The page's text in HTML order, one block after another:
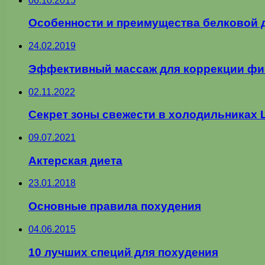
Особенности и преимущества белковой
24.02.2019
Эффективный массаж для коррекции
02.11.2022
Секрет зоны свежести в холодильниках
09.07.2021
Актерская диета
23.01.2018
Основные правила похудения
04.06.2015
10 лучших специй для похудения